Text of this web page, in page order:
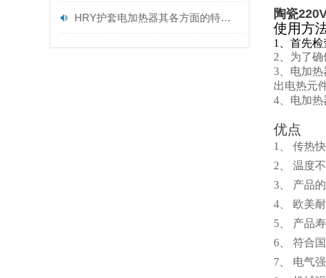
HRY护套电加热器其各方面的特点如下 陶瓷
使用方
1、首先
2、为了
3、电加
出电热元
4、电加热
优点
1、 传热
2、 温度
3、 产品
4、 欧美
5、 产品
6、 符合
7、 电气